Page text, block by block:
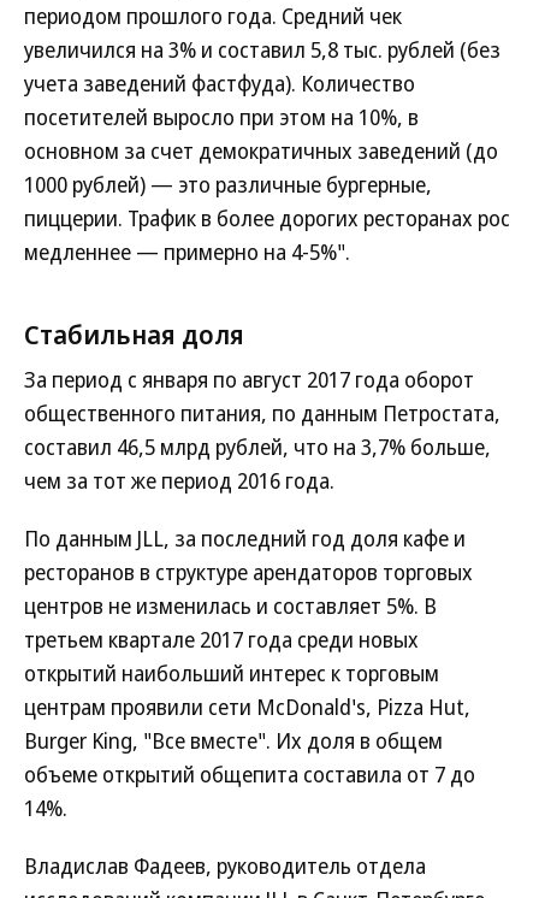
периодом прошлого года. Средний чек
увеличился на 3% и составил 5,8 тыс. рублей (без
учета заведений фастфуда). Количество
посетителей выросло при этом на 10%, в
основном за счет демократичных заведений (до
1000 рублей) — это различные бургерные,
пиццерии. Трафик в более дорогих ресторанах рос
медленнее — примерно на 4-5%".
Стабильная доля
За период с января по август 2017 года оборот
общественного питания, по данным Петростата,
составил 46,5 млрд рублей, что на 3,7% больше,
чем за тот же период 2016 года.
По данным JLL, за последний год доля кафе и
ресторанов в структуре арендаторов торговых
центров не изменилась и составляет 5%. В
третьем квартале 2017 года среди новых
открытий наибольший интерес к торговым
центрам проявили сети McDonald's, Pizza Hut,
Burger King, "Все вместе". Их доля в общем
объеме открытий общепита составила от 7 до
14%.
Владислав Фадеев, руководитель отдела